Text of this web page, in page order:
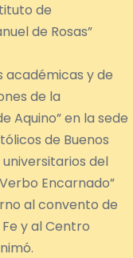
de
de Rosas”
académicas y de
de la
Aquino” en la sede
de Buenos
del
Encarnado”
al convento de
y al Centro